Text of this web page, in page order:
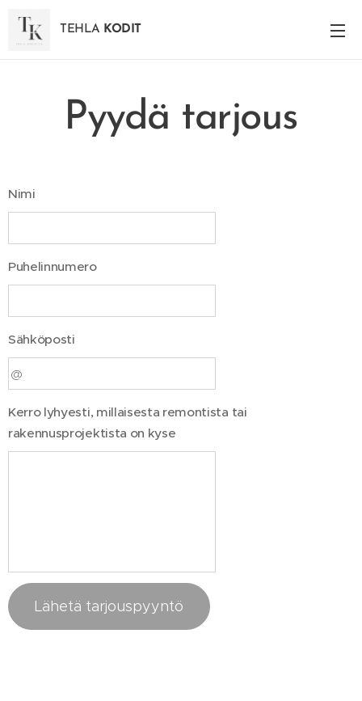
TEHLA KODIT
Pyydä tarjous
Nimi
Puhelinnumero
Sähköposti
Kerro lyhyesti, millaisesta remontista tai
rakennusprojektista on kyse
Lähetä tarjouspyyntö